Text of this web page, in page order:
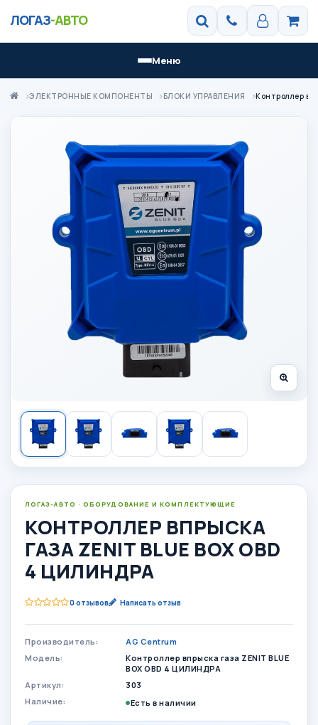
ЛОГАЗ-АВТО
Меню
ЭЛЕКТРОННЫЕ КОМПОНЕНТЫ БЛОКИ УПРАВЛЕНИЯ
ЛОГАЗ-АВТО · ОБОРУДОВАНИЕ И КОМПЛЕКТУЮЩИЕ
КОНТРОЛЛЕР ВПРЫСКА
ГАЗА ZENIT BLUE BOX OBD
4 ЦИЛИНДРА
0 отзывов Написать отзыв
Производитель:
AG Centrum
Модель:
Контроллер впрыска газа ZENIT BLUE
BOX OBD 4 ЦИЛИНДРА
Артикул:
303
Наличие:
Есть в наличии